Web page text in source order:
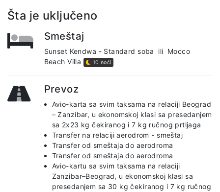
Šta je uključeno
Smeštaj
Sunset Kendwa - Standard soba ili Mocco
Beach Villa
10 noći
Prevoz
Avio-karta sa svim taksama na relaciji Beograd
– Zanzibar, u ekonomskoj klasi sa presedanjem
sa 2x23 kg čekiranog i 7 kg ručnog prtljaga
Transfer na relaciji aerodrom - smeštaj
Transfer od smeštaja do aerodroma
Transfer od smeštaja do aerodroma
Avio-kartu sa svim taksama na relaciji
Zanzibar–Beograd, u ekonomskoj klasi sa
presedanjem sa 30 kg čekiranog i 7 kg ručnog